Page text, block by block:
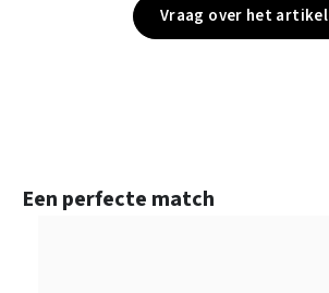
Vraag over het artikel
Productgalerij overslaan
Een perfecte match